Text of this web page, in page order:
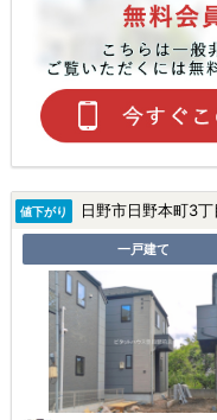
値下がり 日野市日野本町3
一戸建て